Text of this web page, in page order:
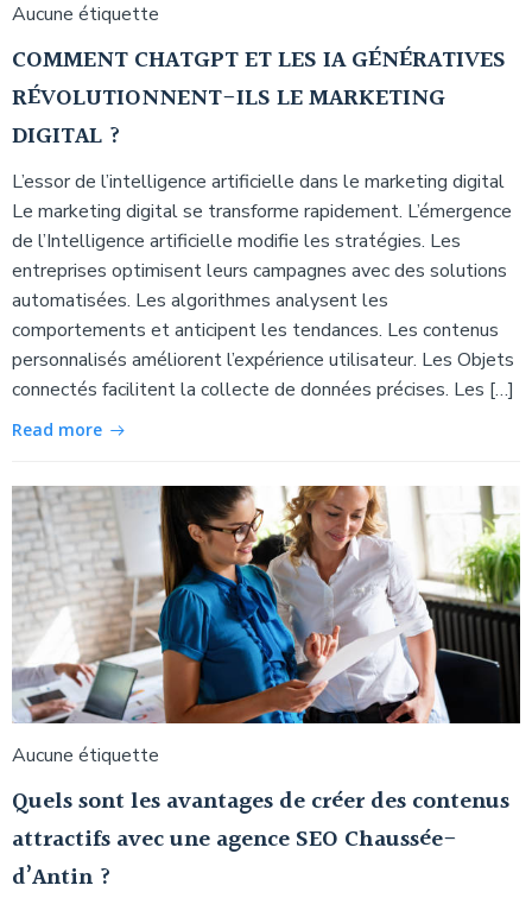
Aucune étiquette
COMMENT CHATGPT ET LES IA GÉNÉRATIVES
RÉVOLUTIONNENT-ILS LE MARKETING
DIGITAL ?
L’essor de l’intelligence artificielle dans le marketing digital
Le marketing digital se transforme rapidement. L’émergence
de l’Intelligence artificielle modifie les stratégies. Les
entreprises optimisent leurs campagnes avec des solutions
automatisées. Les algorithmes analysent les
comportements et anticipent les tendances. Les contenus
personnalisés améliorent l’expérience utilisateur. Les Objets
connectés facilitent la collecte de données précises. Les […]
Read more
Aucune étiquette
Quels sont les avantages de créer des contenus
attractifs avec une agence SEO Chaussée-
d’Antin ?